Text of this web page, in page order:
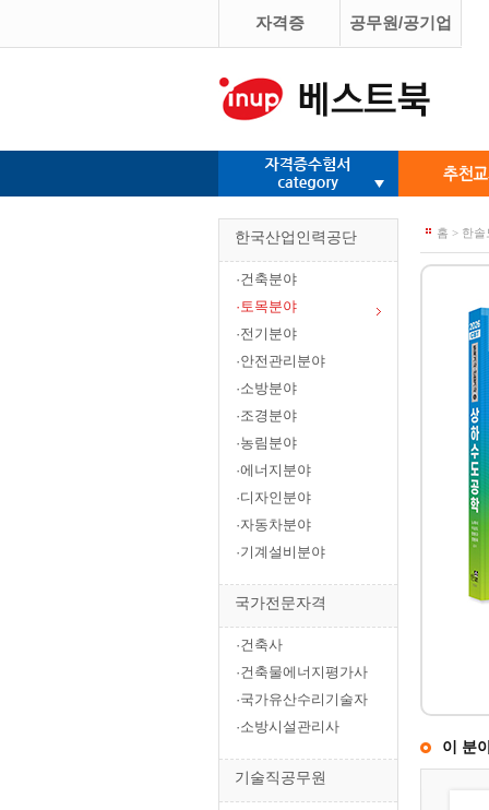
자격증 공무원/공기업
한국산업인력공단
·건축분야
·토목분야
·전기분야
·안전관리분야
·소방분야
·조경분야
·농림분야
·에너지분야
·디자인분야
·자동차분야
·기계설비분야
국가전문자격
·건축사
·건축물에너지평가사
·국가유산수리기술자
·소방시설관리사
기술직공무원
홈 > 한
이 분